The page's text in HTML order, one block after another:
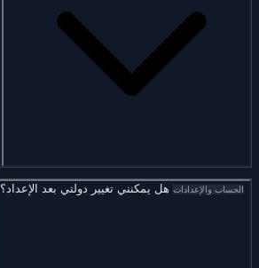
الحساب والإعدادات هل يمكنني تغيير دولتي بعد الإعداد؟